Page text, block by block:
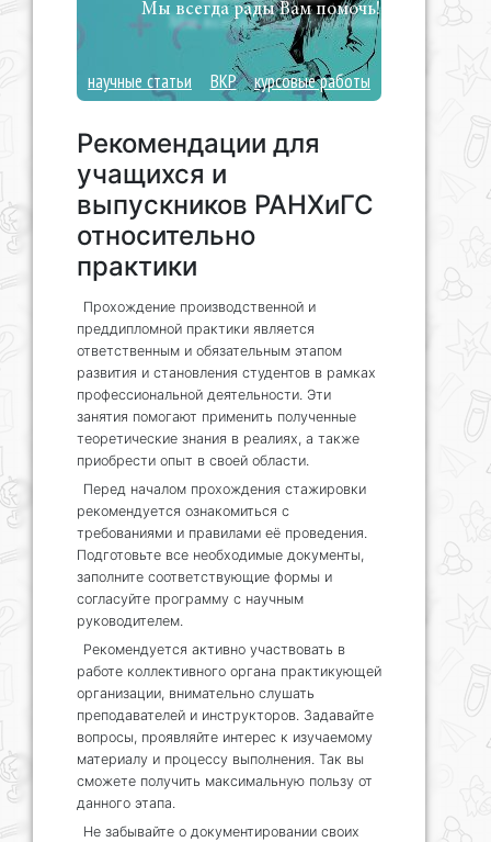
Мы всегда рады Вам помочь!
научные статьи ВКР курсовые работы
Рекомендации для
учащихся и
выпускников РАНХиГС
относительно
практики
Прохождение производственной и
преддипломной практики является
ответственным и обязательным этапом
развития и становления студентов в рамках
профессиональной деятельности. Эти
занятия помогают применить полученные
теоретические знания в реалиях, а также
приобрести опыт в своей области.
Перед началом прохождения стажировки
рекомендуется ознакомиться с
требованиями и правилами её проведения.
Подготовьте все необходимые документы,
заполните соответствующие формы и
согласуйте программу с научным
руководителем.
Рекомендуется активно участвовать в
работе коллективного органа практикующей
организации, внимательно слушать
преподавателей и инструкторов. Задавайте
вопросы, проявляйте интерес к изучаемому
материалу и процессу выполнения. Так вы
сможете получить максимальную пользу от
данного этапа.
Не забывайте о документировании своих